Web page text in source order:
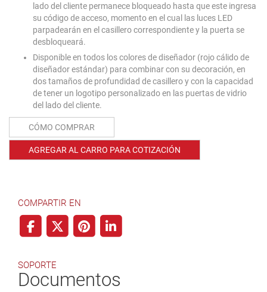
lado del cliente permanece bloqueado hasta que este ingresa
su código de acceso, momento en el cual las luces LED
parpadearán en el casillero correspondiente y la puerta se
desbloqueará.
Disponible en todos los colores de diseñador (rojo cálido de
diseñador estándar) para combinar con su decoración, en
dos tamaños de profundidad de casillero y con la capacidad
de tener un logotipo personalizado en las puertas de vidrio
del lado del cliente.
CÓMO COMPRAR
AGREGAR AL CARRO PARA COTIZACIÓN
COMPARTIR EN
SOPORTE
Documentos